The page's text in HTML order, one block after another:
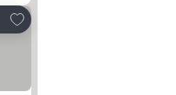
Lägg till i Mina Favoriter